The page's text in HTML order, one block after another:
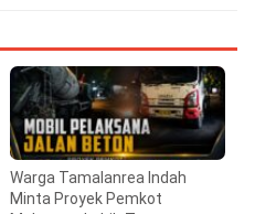
Warga Tamalanrea Indah
Minta Proyek Pemkot